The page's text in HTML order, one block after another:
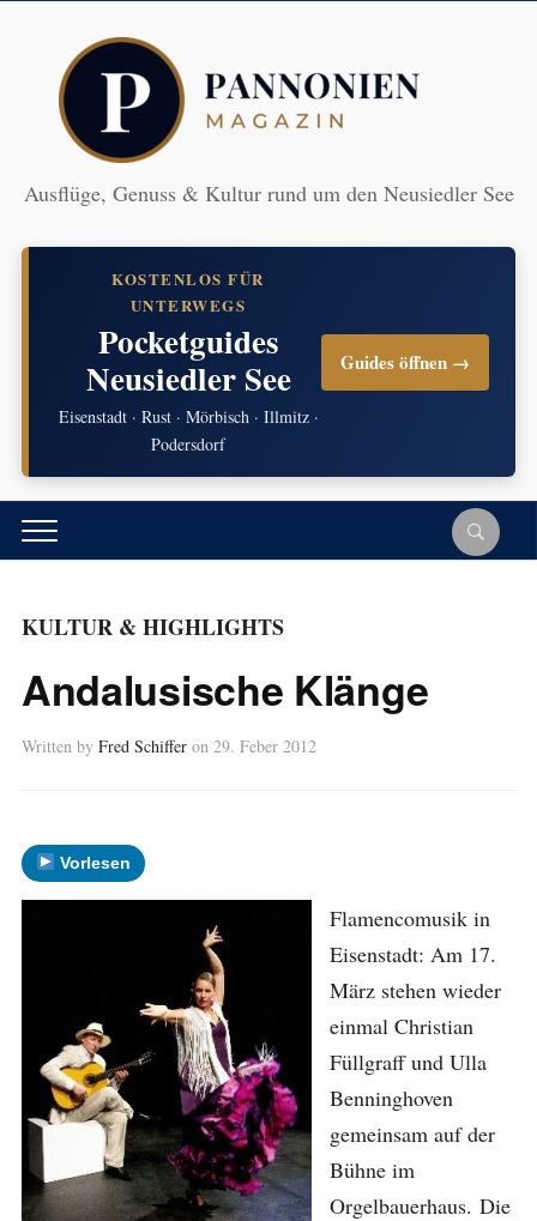
Ausflüge, Genuss & Kultur rund um den Neusiedler See
KOSTENLOS FÜR
UNTERWEGS
Pocketguides
Neusiedler See
Eisenstadt · Rust · Mörbisch · Illmitz ·
Podersdorf
Guides öffnen →
KULTUR & HIGHLIGHTS
Andalusische Klänge
Written by Fred Schiffer on 29. Feber 2012
Vorlesen
Flamencomusik in
Eisenstadt: Am 17.
März stehen wieder
einmal Christian
Füllgraff und Ulla
Benninghoven
gemeinsam auf der
Bühne im
Orgelbauerhaus. Die